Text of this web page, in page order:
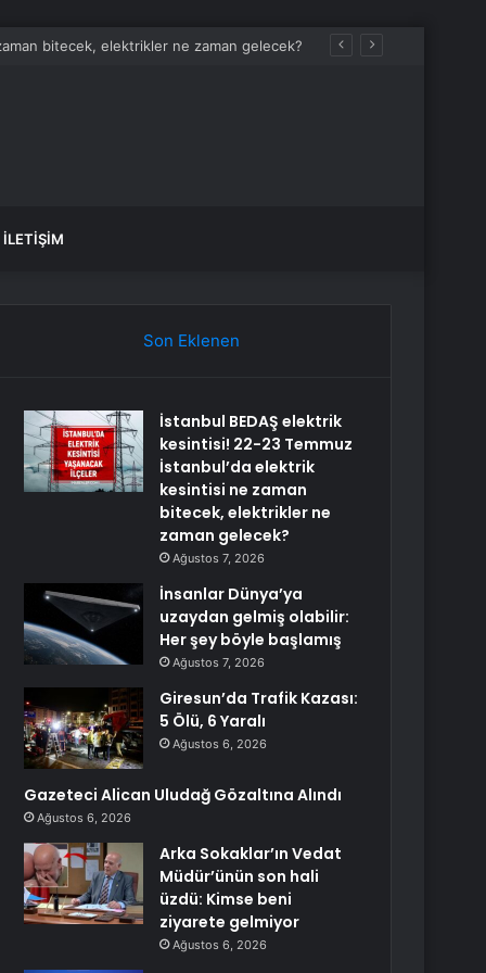
bitecek, elektrikler ne zaman gelecek?
İLETIŞIM
Son Eklenen
İstanbul BEDAŞ elektrik
kesintisi! 22-23 Temmuz
İstanbul’da elektrik
kesintisi ne zaman
bitecek, elektrikler ne
zaman gelecek?
Ağustos 7, 2026
İnsanlar Dünya’ya
uzaydan gelmiş olabilir:
Her şey böyle başlamış
Ağustos 7, 2026
Giresun’da Trafik Kazası:
5 Ölü, 6 Yaralı
Ağustos 6, 2026
Gazeteci Alican Uludağ Gözaltına Alındı
Ağustos 6, 2026
Arka Sokaklar’ın Vedat
Müdür’ünün son hali
üzdü: Kimse beni
ziyarete gelmiyor
Ağustos 6, 2026